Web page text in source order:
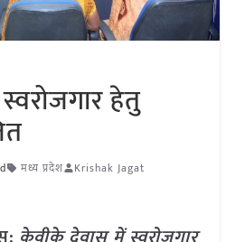
हेतु
मध्य प्रदेश Krishak Jagat